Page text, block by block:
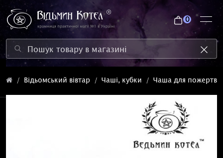
0
Відьомський вівтар Чаші, кубки Чаша для пожертв